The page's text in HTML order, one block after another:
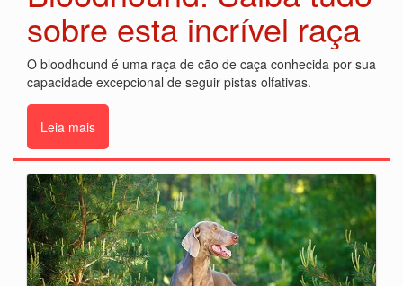
sobre esta incrível raça
O bloodhound é uma raça de cão de caça conhecida por sua
capacidade excepcional de seguir pistas olfativas.
Leia mais